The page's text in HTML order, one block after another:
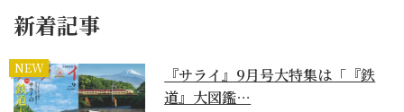
新着記事
NEW
『サライ』9月号大特集は「『鉄
道』大図鑑…